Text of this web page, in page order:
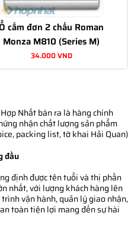
như nào?
sự đa dạng về mẫu mã và các
thiết bị Ổ cắm điện Roman.
kích thước lớn, nhỏ, ít hoặc
các thiết bị và ngăn cách điện
sử dụng.
nào thích hợp?
ở nhiều vị trí, không gian khác
cho thiết bị và yêu cầu về tính
điện Roman ở bản thường
Ổ cắm đơn 2 chấu Roman
Monza M810 (Series M)
34.000 VND
Nhất bán ra là hàng chính
nhận chất lượng sản phẩm
packing list, tờ khai Hải Quan)
đầu
định được tên tuổi và thị phần
nhất, với lượng khách hàng lên
vận hành, quản lý giao nhận,
toàn tiện lợi mang đến sự hài